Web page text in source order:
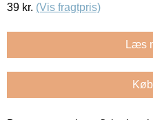
39 kr. (Vis fragtpris)
Læs